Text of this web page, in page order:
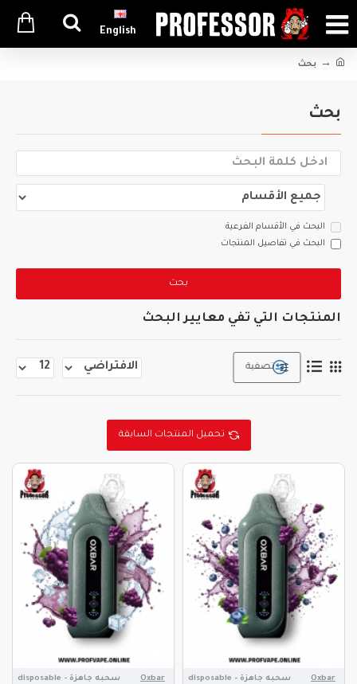
English
بحث
بحث
البحث في الأقسام الفرعية
البحث في تفاصيل المنتجات
بحث
المنتجات التي تفي معايير البحث
تصفية
تحميل المنتجات السابقة
Oxbar سحبه جاهزة - disposable Oxbar سحبه جاهزة - disposable